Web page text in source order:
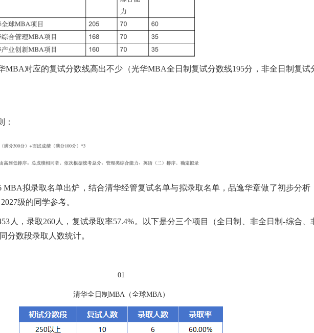
MBA对应的复试分数线高出不少（光华MBA全日制复试分数线195分，非全日制复试
：
MBA拟录取名单出炉，结合清华经管复试名单与拟录取名单，品逸华章做了初步分析
级的同学参考。
人，录取260人，复试录取率57.4%。以下是分三个项目（全日制、非全日制-综合、
分数段录取人数统计。
01
清华全日制MBA（全球MBA）